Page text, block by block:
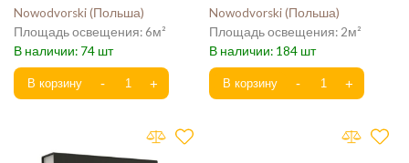
Nowodvorski Польша
6
74
Nowodvorski Польша
2
184